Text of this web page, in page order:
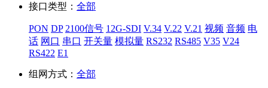
接口类型： 全部
PON DP 2100信号 12G-SDI V.34 V.22 V.21 视频 音频 电
话 网口 串口 开关量 模拟量 RS232 RS485 V35 V24
RS422 E1
组网方式： 全部